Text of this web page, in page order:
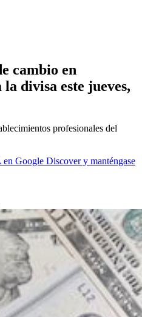
cambio en
divisa este jueves,
profesionales del
Google Discover y manténgase